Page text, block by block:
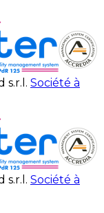
s.r.l. Société à
s.r.l. Société à